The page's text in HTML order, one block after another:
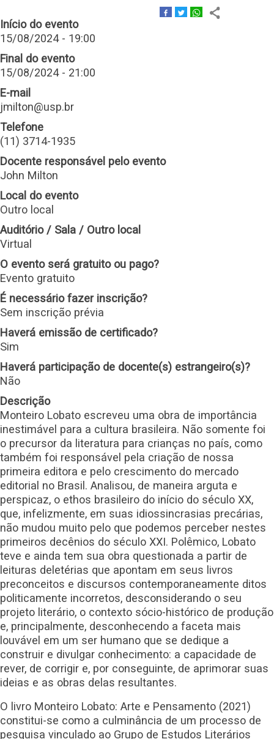
Início do evento
15/08/2024 - 19:00
Final do evento
15/08/2024 - 21:00
E-mail
jmilton@usp.br
Telefone
(11) 3714-1935
Docente responsável pelo evento
John Milton
Local do evento
Outro local
Auditório / Sala / Outro local
Virtual
O evento será gratuito ou pago?
Evento gratuito
É necessário fazer inscrição?
Sem inscrição prévia
Haverá emissão de certificado?
Sim
Haverá participação de docente(s) estrangeiro(s)?
Não
Descrição
Monteiro Lobato escreveu uma obra de importância
inestimável para a cultura brasileira. Não somente foi
o precursor da literatura para crianças no país, como
também foi responsável pela criação de nossa
primeira editora e pelo crescimento do mercado
editorial no Brasil. Analisou, de maneira arguta e
perspicaz, o ethos brasileiro do início do século XX,
que, infelizmente, em suas idiossincrasias precárias,
não mudou muito pelo que podemos perceber nestes
primeiros decênios do século XXI. Polêmico, Lobato
teve e ainda tem sua obra questionada a partir de
leituras deletérias que apontam em seus livros
preconceitos e discursos contemporaneamente ditos
politicamente incorretos, desconsiderando o seu
projeto literário, o contexto sócio-histórico de produção
e, principalmente, desconhecendo a faceta mais
louvável em um ser humano que se dedique a
construir e divulgar conhecimento: a capacidade de
rever, de corrigir e, por conseguinte, de aprimorar suas
ideias e as obras delas resultantes.
O livro Monteiro Lobato: Arte e Pensamento (2021)
constitui-se como a culminância de um processo de
pesquisa vinculado ao Grupo de Estudos Literários